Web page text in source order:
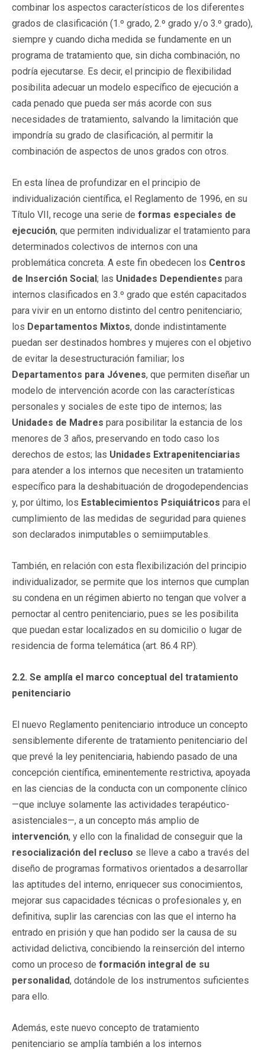
combinar los aspectos característicos de los diferentes
grados de clasificación (1.º grado, 2.º grado y/o 3.º grado),
siempre y cuando dicha medida se fundamente en un
programa de tratamiento que, sin dicha combinación, no
podría ejecutarse. Es decir, el principio de flexibilidad
posibilita adecuar un modelo específico de ejecución a
cada penado que pueda ser más acorde con sus
necesidades de tratamiento, salvando la limitación que
impondría su grado de clasificación, al permitir la
combinación de aspectos de unos grados con otros.
En esta línea de profundizar en el principio de
individualización científica, el Reglamento de 1996, en su
Título VII, recoge una serie de formas especiales de
ejecución, que permiten individualizar el tratamiento para
determinados colectivos de internos con una
problemática concreta. A este fin obedecen los Centros
de Inserción Social; las Unidades Dependientes para
internos clasificados en 3.º grado que estén capacitados
para vivir en un entorno distinto del centro penitenciario;
los Departamentos Mixtos, donde indistintamente
puedan ser destinados hombres y mujeres con el objetivo
de evitar la desestructuración familiar; los
Departamentos para Jóvenes, que permiten diseñar un
modelo de intervención acorde con las características
personales y sociales de este tipo de internos; las
Unidades de Madres para posibilitar la estancia de los
menores de 3 años, preservando en todo caso los
derechos de estos; las Unidades Extrapenitenciarias
para atender a los internos que necesiten un tratamiento
específico para la deshabituación de drogodependencias
y, por último, los Establecimientos Psiquiátricos para el
cumplimiento de las medidas de seguridad para quienes
son declarados inimputables o semiimputables.
También, en relación con esta flexibilización del principio
individualizador, se permite que los internos que cumplan
su condena en un régimen abierto no tengan que volver a
pernoctar al centro penitenciario, pues se les posibilita
que puedan estar localizados en su domicilio o lugar de
residencia de forma telemática (art. 86.4 RP).
2.2. Se amplía el marco conceptual del tratamiento
penitenciario
El nuevo Reglamento penitenciario introduce un concepto
sensiblemente diferente de tratamiento penitenciario del
que prevé la ley penitenciaria, habiendo pasado de una
concepción científica, eminentemente restrictiva, apoyada
en las ciencias de la conducta con un componente clínico
—que incluye solamente las actividades terapéutico-
asistenciales—, a un concepto más amplio de
intervención, y ello con la finalidad de conseguir que la
resocialización del recluso se lleve a cabo a través del
diseño de programas formativos orientados a desarrollar
las aptitudes del interno, enriquecer sus conocimientos,
mejorar sus capacidades técnicas o profesionales y, en
definitiva, suplir las carencias con las que el interno ha
entrado en prisión y que han podido ser la causa de su
actividad delictiva, concibiendo la reinserción del interno
como un proceso de formación integral de su
personalidad, dotándole de los instrumentos suficientes
para ello.
Además, este nuevo concepto de tratamiento
penitenciario se amplía también a los internos